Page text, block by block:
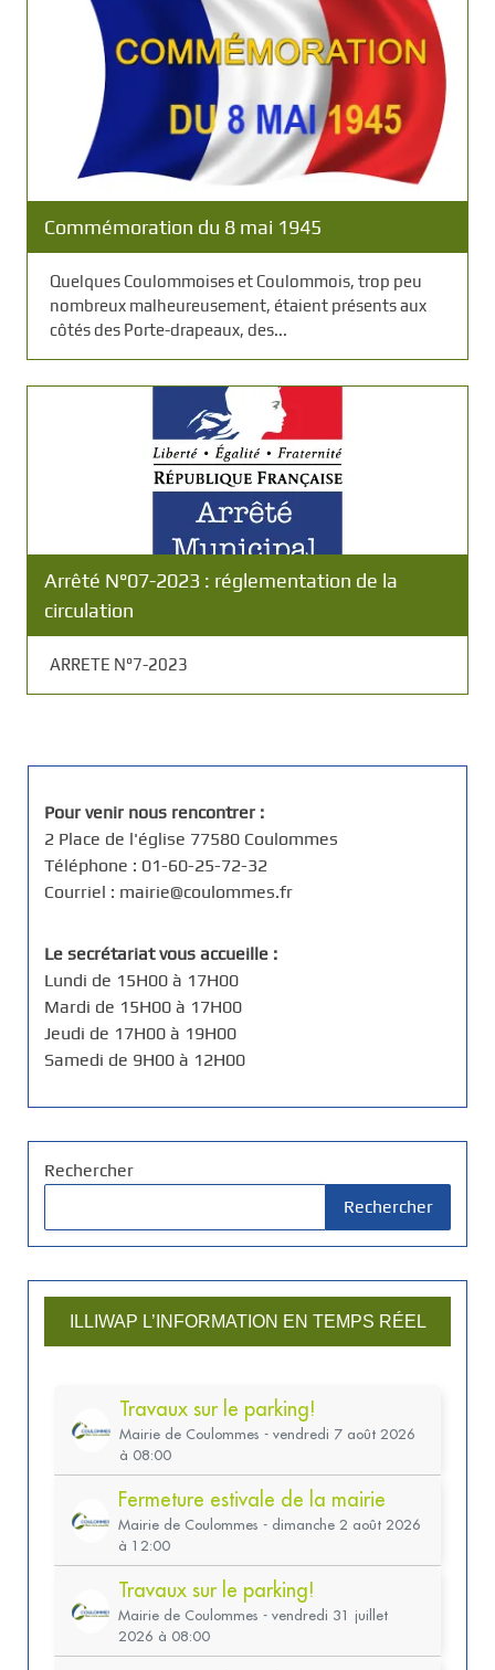
Commémoration du 8 mai 1945
Quelques Coulommoises et Coulommois, trop peu
nombreux malheureusement, étaient présents aux
côtés des Porte-drapeaux, des...
Arrêté N°07-2023 : réglementation de la
circulation
ARRETE N°7-2023
Pour venir nous rencontrer :
2 Place de l'église 77580 Coulommes
Téléphone : 01-60-25-72-32
Courriel : mairie@coulommes.fr
Le secrétariat vous accueille :
Lundi de 15H00 à 17H00
Mardi de 15H00 à 17H00
Jeudi de 17H00 à 19H00
Samedi de 9H00 à 12H00
Rechercher
Rechercher
ILLIWAP L’INFORMATION EN TEMPS RÉEL